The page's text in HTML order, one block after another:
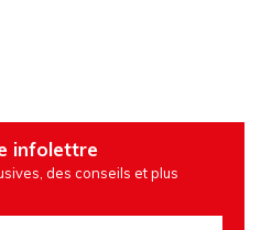
infolettre
des conseils et plus